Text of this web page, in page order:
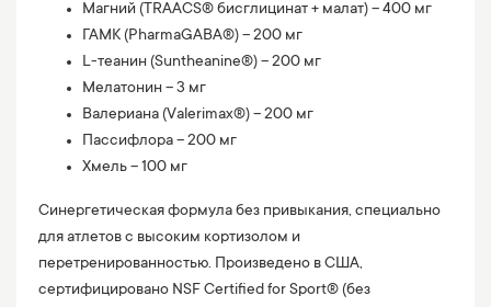
Магний (TRAACS® бисглицинат + малат) – 400 мг
ГАМК (PharmaGABA®) – 200 мг
L-теанин (Suntheanine®) – 200 мг
Мелатонин – 3 мг
Валериана (Valerimax®) – 200 мг
Пассифлора – 200 мг
Хмель – 100 мг
Синергетическая формула без привыкания, специально
для атлетов с высоким кортизолом и
перетренированностью. Произведено в США,
сертифицировано NSF Certified for Sport® (без